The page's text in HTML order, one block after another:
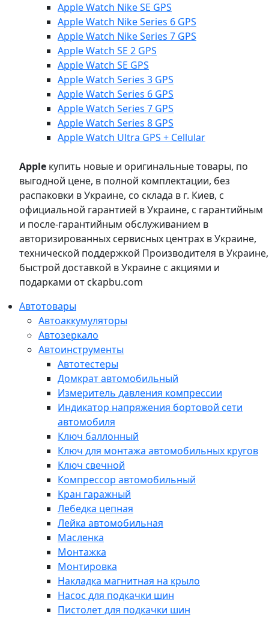
Apple Watch Nike SE GPS
Apple Watch Nike Series 6 GPS
Apple Watch Nike Series 7 GPS
Apple Watch SE 2 GPS
Apple Watch SE GPS
Apple Watch Series 3 GPS
Apple Watch Series 6 GPS
Apple Watch Series 7 GPS
Apple Watch Series 8 GPS
Apple Watch Ultra GPS + Cellular
Apple купить новые и оригинальные товары, по
выгодной цене, в полной комплектации, без
распаковки в Украине, со склада в г. Киев, с
официальной гарантией в Украине, с гарантийным
и после-гарантийным обслуживанием в
авторизированных сервисных центрах в Украине,
технической поддержкой Производителя в Украине,
быстрой доставкой в Украине с акциями и
подарками от ckapbu.com
Автотовары
Автоаккумуляторы
Автозеркало
Автоинструменты
Автотестеры
Домкрат автомобильный
Измеритель давления компрессии
Индикатор напряжения бортовой сети
автомобиля
Ключ баллонный
Ключ для монтажа автомобильных кругов
Ключ свечной
Компрессор автомобильный
Кран гаражный
Лебедка цепная
Лейка автомобильная
Масленка
Монтажка
Монтировка
Накладка магнитная на крыло
Насос для подкачки шин
Пистолет для подкачки шин